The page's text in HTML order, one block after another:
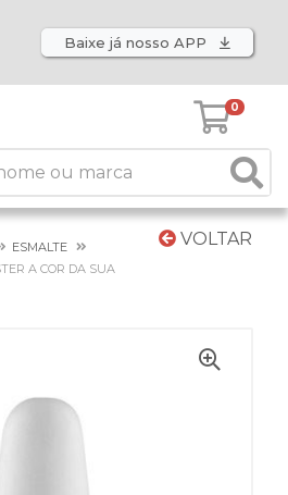
Baixe já nosso APP
0
VOLTAR
ESMALTE
A COR DA SUA